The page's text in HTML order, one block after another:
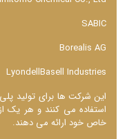
SABIC
Borealis AG
LyondellBasell Industries
این شرکت ‌ها برای تولید پلی
استفاده می ‌کنند و هر یک
خاص خود ارائه می دهند.